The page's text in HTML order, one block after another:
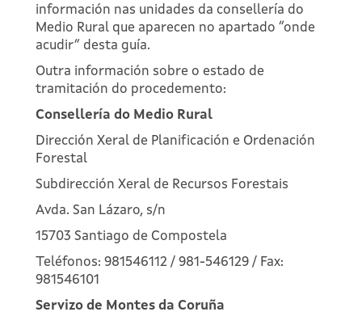
información nas unidades da consellería do
Medio Rural que aparecen no apartado “onde
acudir” desta guía.
Outra información sobre o estado de
tramitación do procedemento:
Consellería do Medio Rural
Dirección Xeral de Planificación e Ordenación
Forestal
Subdirección Xeral de Recursos Forestais
Avda. San Lázaro, s/n
15703 Santiago de Compostela
Teléfonos: 981546112 / 981-546129 / Fax:
981546101
Servizo de Montes da Coruña